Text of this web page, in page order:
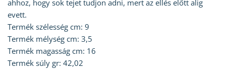
ahhoz, hogy sok tejet tudjon adni, mert az ellés előtt alig
evett.
Termék szélesség cm: 9
Termék mélység cm: 3,5
Termék magasság cm: 16
Termék súly gr: 42,02